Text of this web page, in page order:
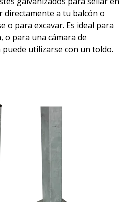
a tu balcón o
o para excavar. Es ideal para
o para una cámara de
utilizarse con un toldo.